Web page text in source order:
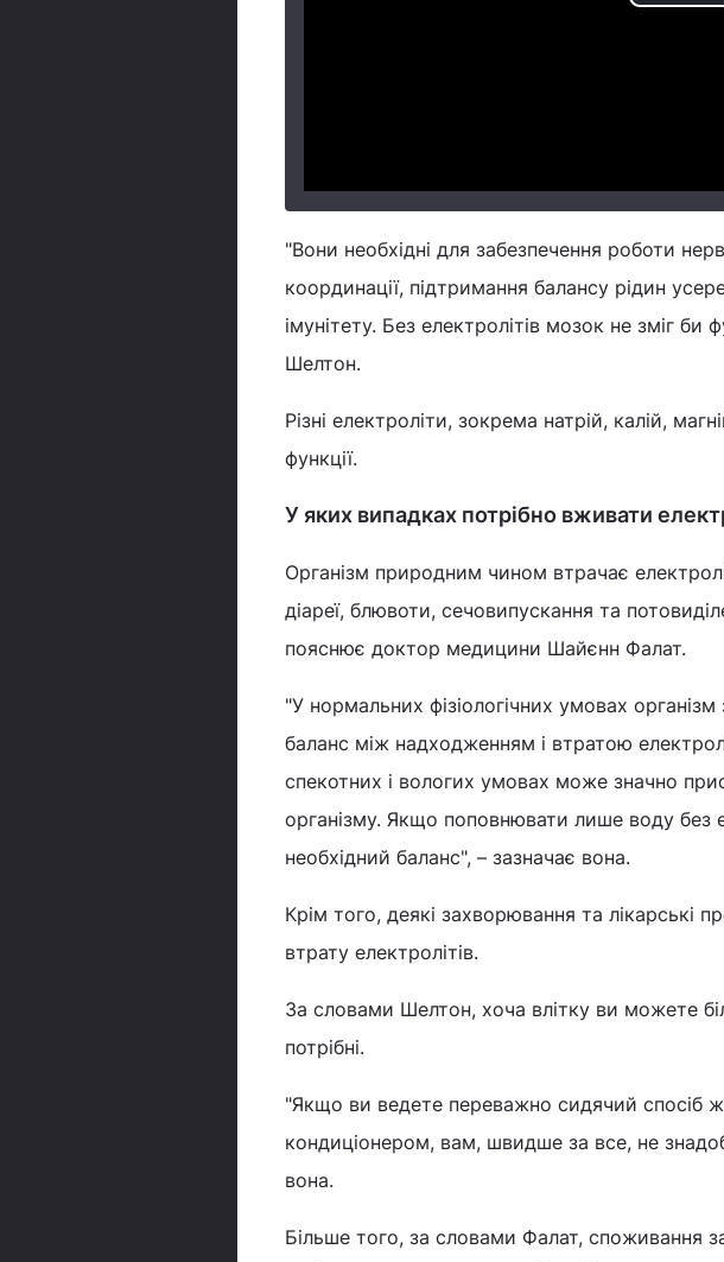
"Вони необхідні для забезпечення роботи
координації, підтримання балансу рідин
імунітету. Без електролітів мозок не зміг
Шелтон.
Різні електроліти, зокрема натрій, калій,
функції.
У яких випадках потрібно вживати
Організм природним чином втрачає
діареї, блювоти, сечовипускання та
пояснює доктор медицини Шайєнн Фалат.
"У нормальних фізіологічних умовах
баланс між надходженням і втратою
спекотних і вологих умовах може значно
організму. Якщо поповнювати лише воду без
необхідний баланс", – зазначає вона.
Крім того, деякі захворювання та
втрату електролітів.
За словами Шелтон, хоча влітку ви можете
потрібні.
"Якщо ви ведете переважно сидячий спосіб
кондиціонером, вам, швидше за все, не
вона.
Більше того, за словами Фалат, споживання